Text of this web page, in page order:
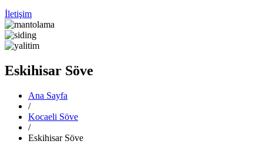
İletişim
Eskihisar Söve
Ana Sayfa
/
Kocaeli Söve
/
Eskihisar Söve